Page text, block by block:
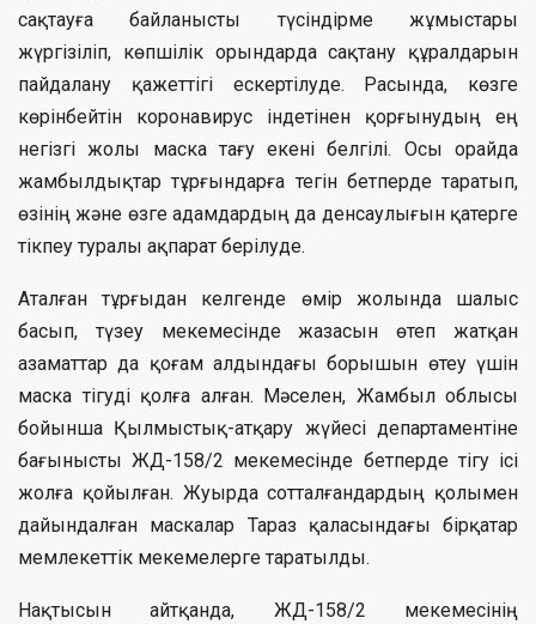
сақтауға байланысты түсіндірме жұмыстары
жүргізіліп, көпшілік орындарда сақтану құралдарын
пайдалану қажеттігі ескертілуде. Расында, көзге
көрінбейтін коронавирус індетінен қорғынудың ең
негізгі жолы маска тағу екені белгілі. Осы орайда
жамбылдықтар тұрғындарға тегін бетперде таратып,
өзінің және өзге адамдардың да денсаулығын қатерге
тікпеу туралы ақпарат берілуде.
Аталған тұрғыдан келгенде өмір жолында шалыс
басып, түзеу мекемесінде жазасын өтеп жатқан
азаматтар да қоғам алдындағы борышын өтеу үшін
маска тігуді қолға алған. Мәселен, Жамбыл облысы
бойынша Қылмыстық-атқару жүйесі департаментіне
бағынысты ЖД-158/2 мекемесінде бетперде тігу ісі
жолға қойылған. Жуырда сотталғандардың қолымен
дайындалған маскалар Тараз қаласындағы бірқатар
мемлекеттік мекемелерге таратылды.
Нақтысын айтқанда, ЖД-158/2 мекемесінің